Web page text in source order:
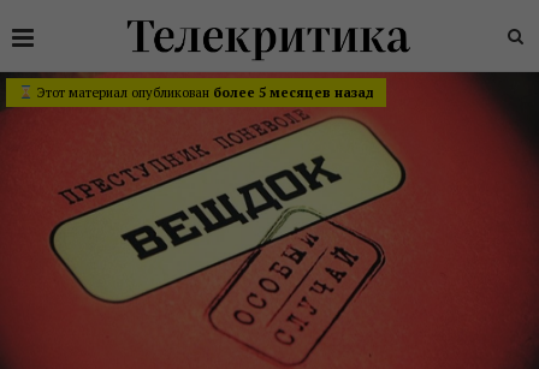
Этот материал опубликован более 5 месяцев назад